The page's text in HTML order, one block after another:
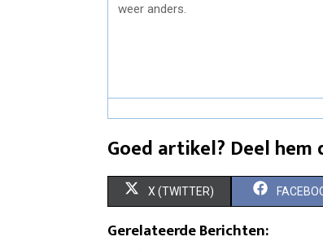
weer anders.
Goed artikel? Deel hem
S
X (TWITTER) S
Gerelateerde Berichten: